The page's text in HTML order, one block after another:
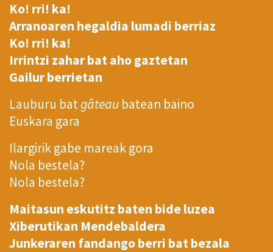
Ko! rri! ka!
Arranoaren hegaldia lumadi berriaz
Ko! rri! ka!
Irrintzi zahar bat aho gaztetan
Gailur berrietan
Lauburu batgâteau batean baino
Euskara gara
Ilargirik gabe mareak gora
Nola bestela?
Nola bestela?
Maitasun eskutitz baten bide luzea
Xiberutikan Mendebaldera
Junkeraren fandango berri bat bezala